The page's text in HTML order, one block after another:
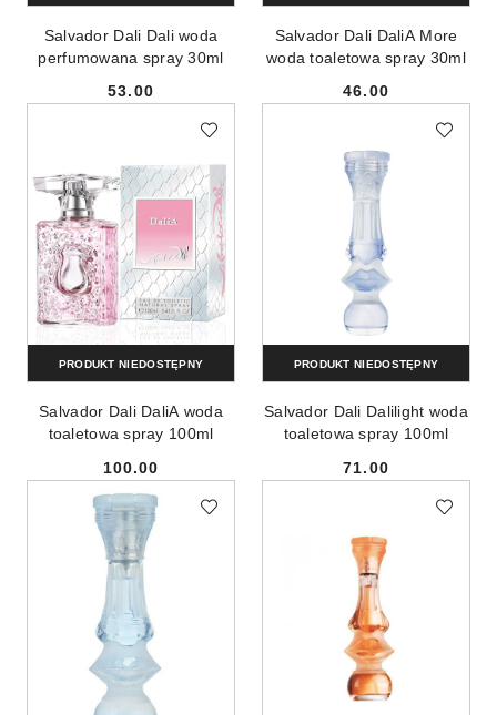
Salvador Dali Dali woda
perfumowana spray 30ml
Cena:
53.00
Salvador Dali DaliA More
woda toaletowa spray 30ml
Cena:
46.00
Salvador Dali DaliA woda
toaletowa spray 100ml
Cena:
100.00
PRODUKT NIEDOSTĘPNY
Salvador Dali Dalilight woda
toaletowa spray 100ml
Cena:
71.00
PRODUKT NIEDOSTĘPNY